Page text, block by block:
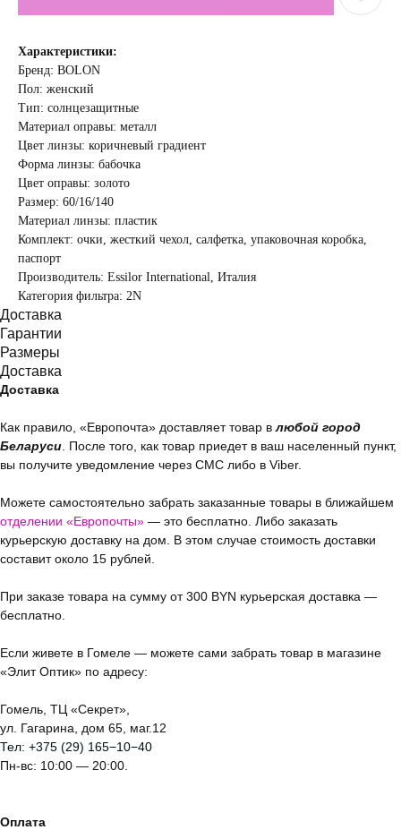
Характеристики:
Бренд: BOLON
Пол: женский
Тип: солнцезащитные
Материал оправы: металл
Цвет линзы: коричневый градиент
Форма линзы: бабочка
Цвет оправы: золото
Размер: 60/16/140
Материал линзы: пластик
Комплект: очки, жесткий чехол, салфетка, упаковочная коробка,
паспорт
Производитель: Essilor International, Италия
Категория фильтра: 2N
Доставка
Гарантии
Размеры
Доставка
Доставка
Как правило, «Европочта» доставляет товар влюбой город
Беларуси . После того, как товар приедет в ваш населенный пункт,
вы получите уведомление через СМС либо в Viber.
Можете самостоятельно забрать заказанные товары в ближайшем
отделении «Европочты» — это бесплатно. Либо заказать
курьерскую доставку на дом. В этом случае стоимость доставки
составит около 15 рублей.
При заказе товара на сумму от 300 BYN курьерская доставка —
бесплатно.
Если живете в Гомеле — можете сами забрать товар в магазине
«Элит Оптик» по адресу:
Гомель, ТЦ «Секрет»,
ул. Гагарина, дом 65, маг.12
Тел: +375 (29) 165−10−40
Пн-вс: 10:00 — 20:00.
Оплата